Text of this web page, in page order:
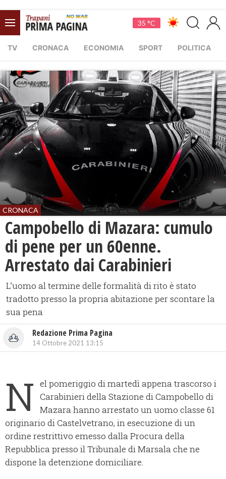
35 °C
TV CRONACA ECONOMIA SPORT POLITICA
CRONACA
Campobello di Mazara: cumulo
di pene per un 60enne.
Arrestato dai Carabinieri
L’uomo al termine delle formalità di rito è stato
tradotto presso la propria abitazione per scontare la
sua pena
Redazione Prima Pagina
14 Ottobre 2021 13:15
N el pomeriggio di martedì appena trascorso i
Carabinieri della Stazione di Campobello di
Mazara hanno arrestato un uomo classe 61
originario di Castelvetrano, in esecuzione di un
ordine restrittivo emesso dalla Procura della
Repubblica presso il Tribunale di Marsala che ne
dispone la detenzione domiciliare.